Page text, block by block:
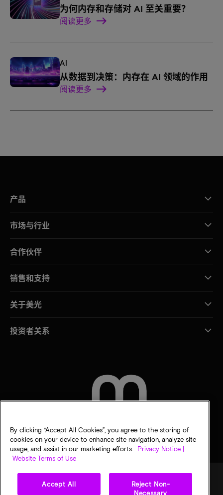
为何内存和存储对 AI 至关重要？
阅读更多
AI
从数据到决策：内存在 AI 领域的作用
阅读更多
产品
市场与行业
合作伙伴
销售和支持
关于美光
投资者关系
By clicking “Accept All Cookies”, you agree to the storing of
cookies on your device to enhance site navigation, analyze site
usage, and assist in our marketing efforts.
Privacy Notice |
Website Terms of Use
Accept All
Reject Non-
Necessary